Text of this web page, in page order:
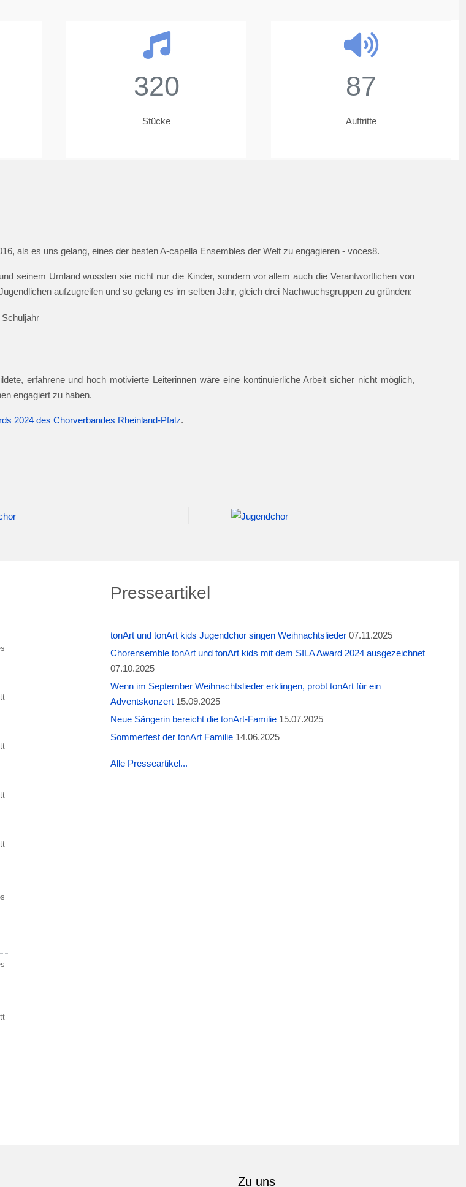
320
Stücke
87
Auftritte
als es uns gelang, eines der besten A-capella Ensembles der Welt zu engagieren - voces8.
seinem Umland wussten sie nicht nur die Kinder, sondern vor allem auch die Verantwortlichen von
aufzugreifen und so gelang es im selben Jahr, gleich drei Nachwuchsgruppen zu gründen:
erfahrene und hoch motivierte Leiterinnen wäre eine kontinuierliche Arbeit sicher nicht möglich,
engagiert zu haben.
2024 des Chorverbandes Rheinland-Pfalz.
Presseartikel
tonArt und tonArt kids Jugendchor singen Weihnachtslieder 07.11.2025
Chorensemble tonArt und tonArt kids mit dem SILA Award 2024 ausgezeichnet
07.10.2025
Wenn im September Weihnachtslieder erklingen, probt tonArt für ein
Adventskonzert 15.09.2025
Neue Sängerin bereicht die tonArt-Familie 15.07.2025
Sommerfest der tonArt Familie 14.06.2025
Alle Presseartikel...
Zu uns